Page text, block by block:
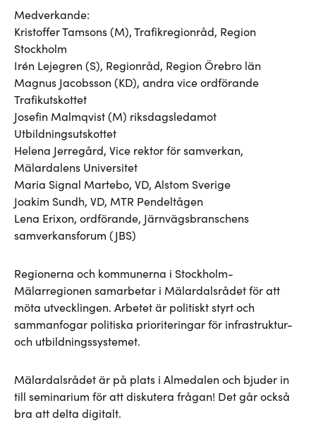
Medverkande:
Kristoffer Tamsons (M), Trafikregionråd, Region
Stockholm
Irén Lejegren (S), Regionråd, Region Örebro län
Magnus Jacobsson (KD), andra vice ordförande
Trafikutskottet
Josefin Malmqvist (M) riksdagsledamot
Utbildningsutskottet
Helena Jerregård, Vice rektor för samverkan,
Mälardalens Universitet
Maria Signal Martebo, VD, Alstom Sverige
Joakim Sundh, VD, MTR Pendeltågen
Lena Erixon, ordförande, Järnvägsbranschens
samverkansforum (JBS)
Regionerna och kommunerna i Stockholm-
Mälarregionen samarbetar i Mälardalsrådet för att
möta utvecklingen. Arbetet är politiskt styrt och
sammanfogar politiska prioriteringar för infrastruktur-
och utbildningssystemet.
Mälardalsrådet är på plats i Almedalen och bjuder in
till seminarium för att diskutera frågan! Det går också
bra att delta digitalt.